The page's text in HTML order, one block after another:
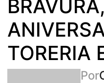
BRAVURA,
TORERIA
Por